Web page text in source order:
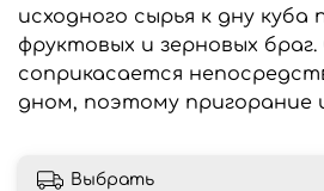
исходного сырья к дну куба
фруктовых и зерновых
соприкасается
дном, поэтому пригорание
Выбрать